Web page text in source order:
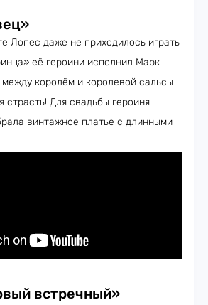
Лопес даже не приходилось играть
её героини исполнил Марк
королём и королевой сальсы
страсть! Для свадьбы героиня
винтажное платье с длинными
встречный»